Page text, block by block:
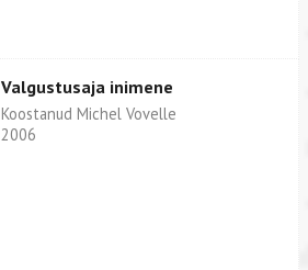
Valgustusaja inimene
Koostanud Michel Vovelle
2006